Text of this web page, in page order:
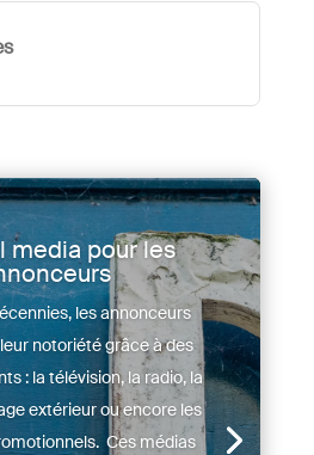
media pour les
les annonceurs
notoriété grâce à des
: la télévision, la radio, la
extérieur ou encore les
Ces médias